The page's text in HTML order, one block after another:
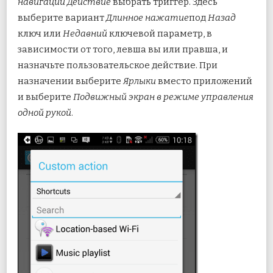
выберите вариантДлинное нажатиеподНазад
ключ илиНедавний ключевой параметр, в
зависимости от того, левша вы или правша, и
назначьте пользовательское действие. При
назначении выберитеЯрлыки вместо приложений
и выберите Подвижный экран в режиме управления
одной рукой.